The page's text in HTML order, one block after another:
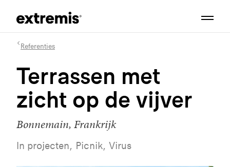
Referenties
Terrassen met
zicht op de vijver
Bonnemain, Frankrijk
In projecten, Picnik, Virus